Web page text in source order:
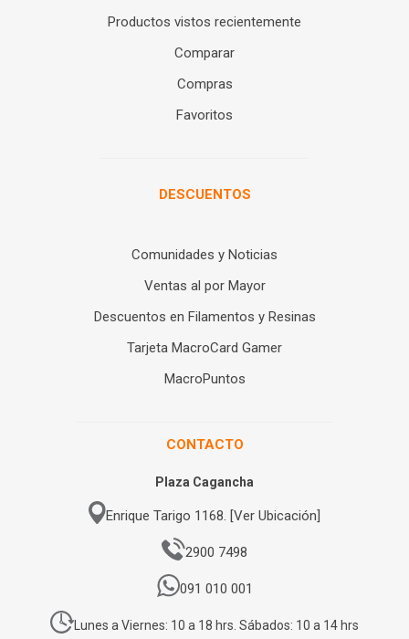
Productos vistos recientemente
Comparar
Compras
Favoritos
DESCUENTOS
Comunidades y Noticias
Ventas al por Mayor
Descuentos en Filamentos y Resinas
Tarjeta MacroCard Gamer
MacroPuntos
CONTACTO
Plaza Cagancha
Enrique Tarigo 1168. [Ver Ubicación]
2900 7498
091 010 001
Lunes a Viernes: 10 a 18 hrs. Sábados: 10 a 14 hrs